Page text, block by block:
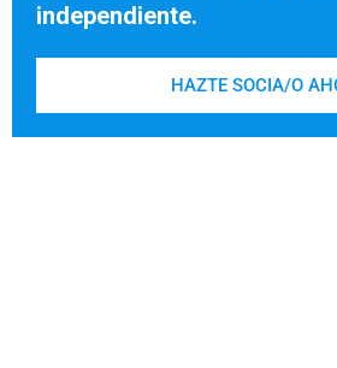
independiente.
HAZTE SOCIA/O